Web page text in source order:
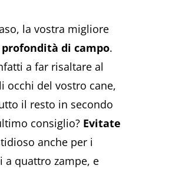
la vostra migliore
di campo.
a far risaltare al
occhi del vostro cane,
il resto in secondo
consiglio? Evitate
anche per i
a quattro zampe, e